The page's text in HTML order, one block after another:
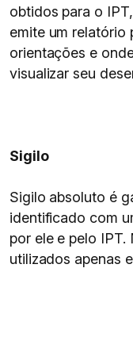
obtidos para o
emite um relatório
orientações e
visualizar seu
Sigilo
Sigilo absoluto é
identificado com
por ele e pelo
utilizados apenas